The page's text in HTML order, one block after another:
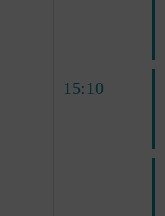
15:10